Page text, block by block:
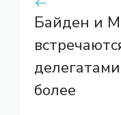
Байден и
более